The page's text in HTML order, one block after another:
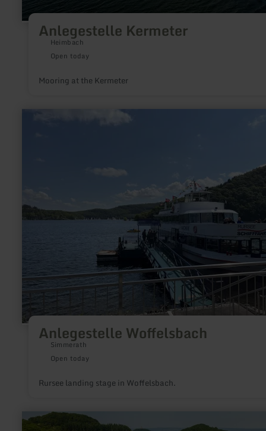
Anlegestelle Kermeter
Heimbach
Open today
Mooring at the Kermeter
Anlegestelle Woffelsbach
Simmerath
Open today
Rursee landing stage in Woffelsbach.
learn
more